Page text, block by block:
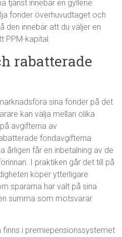
tjänst innebär en gyllene
fonder överhuvudtaget och
den innebär att du väljer en
PPM-kapital.
rabatterade
sina fonder på det
kan välja mellan olika
avgifterna av
fondavgifterna
årligen får en inbetalning av de
I praktiken går det till på
köper ytterligare
spararna har valt på sina
summa som motsvarar
finns i premiepensionssystemet